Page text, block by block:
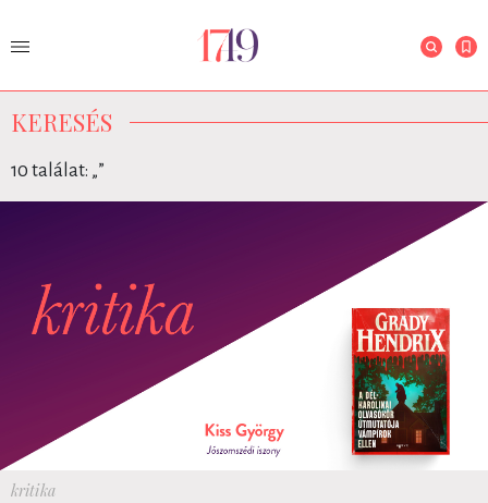
KERESÉS
10 találat: „”
kritika